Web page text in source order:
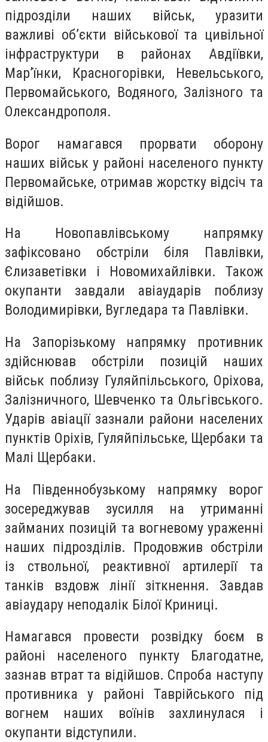
підрозділи наших військ, уразити
важливі об’єкти військової та цивільної
інфраструктури в районах Авдіївки,
Мар’їнки, Красногорівки, Невельського,
Первомайського, Водяного, Залізного та
Олександрополя.
Ворог намагався прорвати оборону
наших військ у районі населеного пункту
Первомайське, отримав жорстку відсіч та
відійшов.
На Новопавлівському напрямку
зафіксовано обстріли біля Павлівки,
Єлизаветівки і Новомихайлівки. Також
окупанти завдали авіаударів поблизу
Володимирівки, Вугледара та Павлівки.
На Запорізькому напрямку противник
здійснював обстріли позицій наших
військ поблизу Гуляйпільського, Оріхова,
Залізничного, Шевченко та Ольгівського.
Ударів авіації зазнали райони населених
пунктів Оріхів, Гуляйпільське, Щербаки та
Малі Щербаки.
На Південнобузькому напрямку ворог
зосереджував зусилля на утриманні
займаних позицій та вогневому ураженні
наших підрозділів. Продовжив обстріли
із ствольної, реактивної артилерії та
танків вздовж лінії зіткнення. Завдав
авіаудару неподалік Білої Криниці.
Намагався провести розвідку боєм в
районі населеного пункту Благодатне,
зазнав втрат та відійшов. Спроба наступу
противника у районі Таврійського під
вогнем наших воїнів захлинулася і
окупанти відступили.